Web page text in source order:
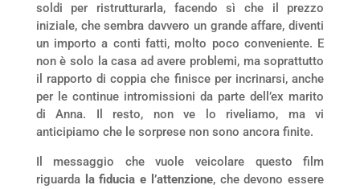
soldi per ristrutturarla, facendo sì che il prezzo
iniziale, che sembra davvero un grande affare, diventi
un importo a conti fatti, molto poco conveniente. E
non è solo la casa ad avere problemi, ma soprattutto
il rapporto di coppia che finisce per incrinarsi, anche
per le continue intromissioni da parte dell’ex marito
di Anna. Il resto, non ve lo riveliamo, ma vi
anticipiamo che le sorprese non sono ancora finite.
Il messaggio che vuole veicolare questo film
riguarda la fiducia e l’attenzione, che devono essere